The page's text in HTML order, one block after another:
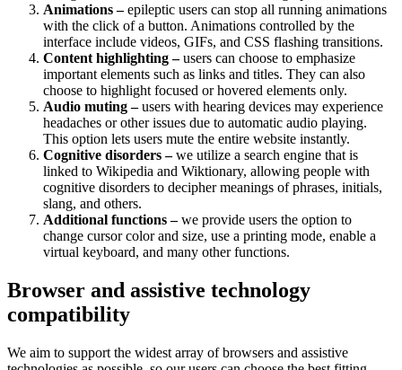
Animations –epileptic users can stop all running animations
with the click of a button. Animations controlled by the
interface include videos, GIFs, and CSS flashing transitions.
Content highlighting –users can choose to emphasize
important elements such as links and titles. They can also
choose to highlight focused or hovered elements only.
Audio muting –users with hearing devices may experience
headaches or other issues due to automatic audio playing.
This option lets users mute the entire website instantly.
Cognitive disorders –we utilize a search engine that is
linked to Wikipedia and Wiktionary, allowing people with
cognitive disorders to decipher meanings of phrases, initials,
slang, and others.
Additional functions –we provide users the option to
change cursor color and size, use a printing mode, enable a
virtual keyboard, and many other functions.
Browser and assistive technology
compatibility
We aim to support the widest array of browsers and assistive